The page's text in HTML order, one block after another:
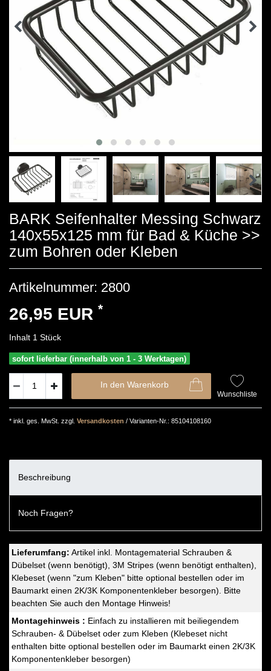
BARK Seifenhalter Messing Schwarz
140x55x125 mm für Bad & Küche >>
zum Bohren oder Kleben
Artikelnummer: 2800
26,95 EUR *
Inhalt 1 Stück
sofort lieferbar (innerhalb von 1 - 3 Werktagen)
In den Warenkorb
Wunschliste
* inkl. ges. MwSt. zzgl. Versandkosten / Varianten-Nr.: 85104108160
Beschreibung
Noch Fragen?
Lieferumfang: Artikel inkl. Montagematerial Schrauben &
Dübelset (wenn benötigt), 3M Stripes (wenn benötigt enthalten),
Klebeset (wenn "zum Kleben" bitte optional bestellen oder im
Baumarkt einen 2K/3K Komponentenkleber besorgen). Bitte
beachten Sie auch den Montage Hinweis!
Montagehinweis : Einfach zu installieren mit beiliegendem
Schrauben- & Dübelset oder zum Kleben (Klebeset nicht
enthalten bitte optional bestellen oder im Baumarkt einen 2K/3K
Komponentenkleber besorgen)